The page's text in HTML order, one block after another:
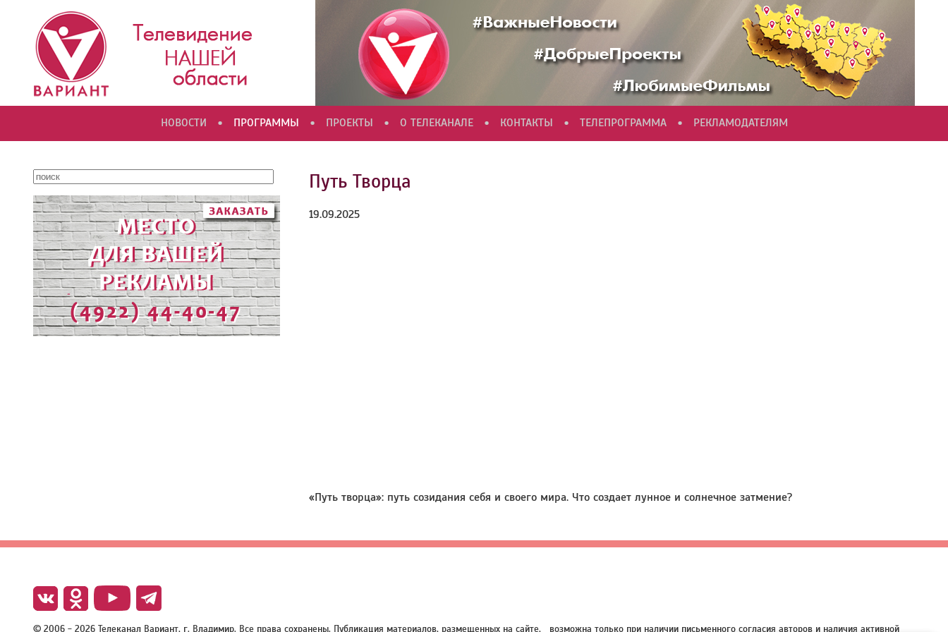
НОВОСТИ • ПРОГРАММЫ • ПРОЕКТЫ • О ТЕЛЕКАНАЛЕ • КОНТАКТЫ • ТЕЛЕПРОГРАММА • РЕКЛАМОДАТЕЛЯМ
Путь Творца
19.09.2025
«Путь творца»: путь созидания себя и своего мира. Что создает лунное и солнечное затмение?
© 2006 - 2026 Телеканал Вариант, г. Владимир. Все права сохранены. Публикация материалов, размещенных на сайте, возможна только при наличии письменного согласия авторов и наличия активной